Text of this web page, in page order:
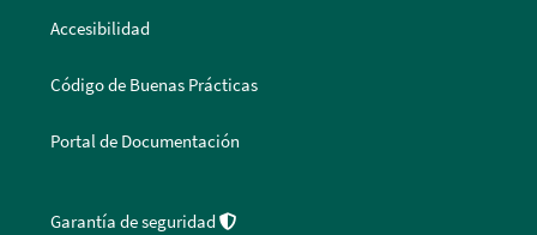
Accesibilidad
Código de Buenas Prácticas
Portal de Documentación
Garantía de seguridad